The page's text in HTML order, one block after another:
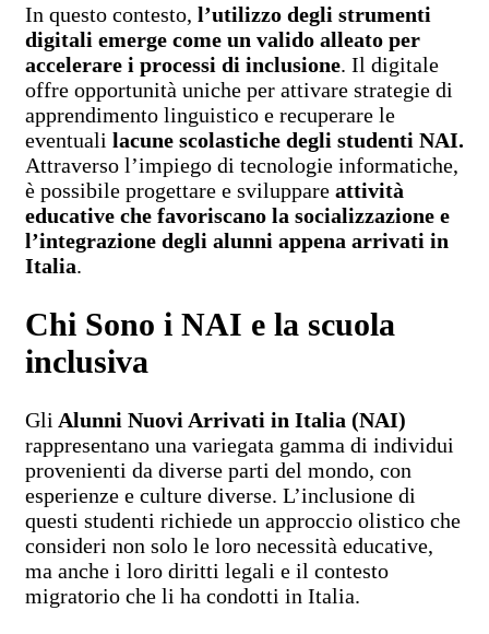
In questo contesto, l’utilizzo degli strumenti
digitali emerge come un valido alleato per
accelerare i processi di inclusione. Il digitale
offre opportunità uniche per attivare strategie di
apprendimento linguistico e recuperare le
eventuali lacune scolastiche degli studenti NAI.
Attraverso l’impiego di tecnologie informatiche,
è possibile progettare e sviluppare attività
educative che favoriscano la socializzazione e
l’integrazione degli alunni appena arrivati in
Italia.
Chi Sono i NAI e la scuola
inclusiva
Gli Alunni Nuovi Arrivati in Italia (NAI)
rappresentano una variegata gamma di individui
provenienti da diverse parti del mondo, con
esperienze e culture diverse. L’inclusione di
questi studenti richiede un approccio olistico che
consideri non solo le loro necessità educative,
ma anche i loro diritti legali e il contesto
migratorio che li ha condotti in Italia.